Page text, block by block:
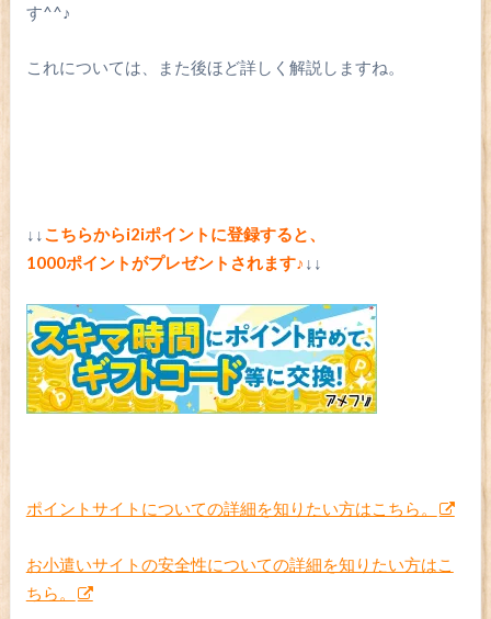
す^^♪
これについては、また後ほど詳しく解説しますね。
↓↓こちらからi2iポイントに登録すると、
1000ポイントがプレゼントされます♪ ↓↓
ポイントサイトについての詳細を知りたい方はこちら。
お小遣いサイトの安全性についての詳細を知りたい方はこ
ちら。